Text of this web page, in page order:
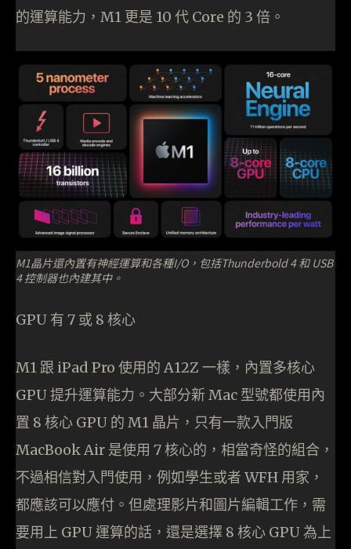
的運算能力，M1 更是 10 代 Core 的 3 倍。
M1晶片還內置有神經運算和各種I/O，包括Thunderbold 4 和 USB
4 控制器也內建其中。
GPU 有 7 或 8 核心
M1 跟 iPad Pro 使用的 A12Z 一樣，內置多核心
GPU 提升運算能力。大部分新 Mac 型號都使用內
置 8 核心 GPU 的 M1 晶片，只有一款入門版
MacBook Air 是使用 7 核心的，相當奇怪的組合，
不過相信對入門使用，例如學生或者 WFH 用家，
都應該可以應付。但處理影片和圖片編輯工作，需
要用上 GPU 運算的話，還是選擇 8 核心 GPU 為上